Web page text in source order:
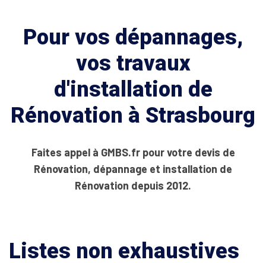
Pour vos dépannages,
vos travaux
d'installation de
Rénovation à Strasbourg
Faites appel à GMBS.fr pour votre devis de
Rénovation, dépannage et installation de
Rénovation depuis 2012.
Listes non exhaustives